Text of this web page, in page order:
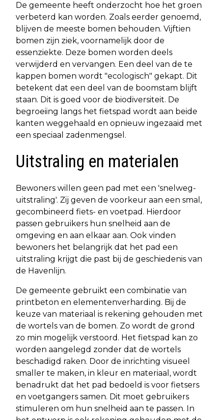
De gemeente heeft onderzocht hoe het groen
verbeterd kan worden. Zoals eerder genoemd,
blijven de meeste bomen behouden. Vijftien
bomen zijn ziek, voornamelijk door de
essenziekte. Deze bomen worden deels
verwijderd en vervangen. Een deel van de te
kappen bomen wordt "ecologisch" gekapt. Dit
betekent dat een deel van de boomstam blijft
staan. Dit is goed voor de biodiversiteit. De
begroeiing langs het fietspad wordt aan beide
kanten weggehaald en opnieuw ingezaaid met
een speciaal zadenmengsel.
Uitstraling en materialen
Bewoners willen geen pad met een 'snelweg-
uitstraling'. Zij geven de voorkeur aan een smal,
gecombineerd fiets- en voetpad. Hierdoor
passen gebruikers hun snelheid aan de
omgeving en aan elkaar aan. Ook vinden
bewoners het belangrijk dat het pad een
uitstraling krijgt die past bij de geschiedenis van
de Havenlijn.
De gemeente gebruikt een combinatie van
printbeton en elementenverharding. Bij de
keuze van materiaal is rekening gehouden met
de wortels van de bomen. Zo wordt de grond
zo min mogelijk verstoord. Het fietspad kan zo
worden aangelegd zonder dat de wortels
beschadigd raken. Door de inrichting visueel
smaller te maken, in kleur en materiaal, wordt
benadrukt dat het pad bedoeld is voor fietsers
en voetgangers samen. Dit moet gebruikers
stimuleren om hun snelheid aan te passen. In